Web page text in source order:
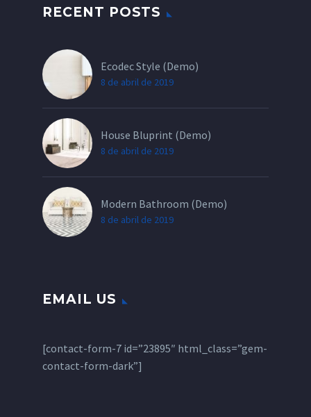
RECENT POSTS
Ecodec Style (Demo)
8 de abril de 2019
House Bluprint (Demo)
8 de abril de 2019
Modern Bathroom (Demo)
8 de abril de 2019
EMAIL US
[contact-form-7 id=”23895″ html_class=”gem-
contact-form-dark”]